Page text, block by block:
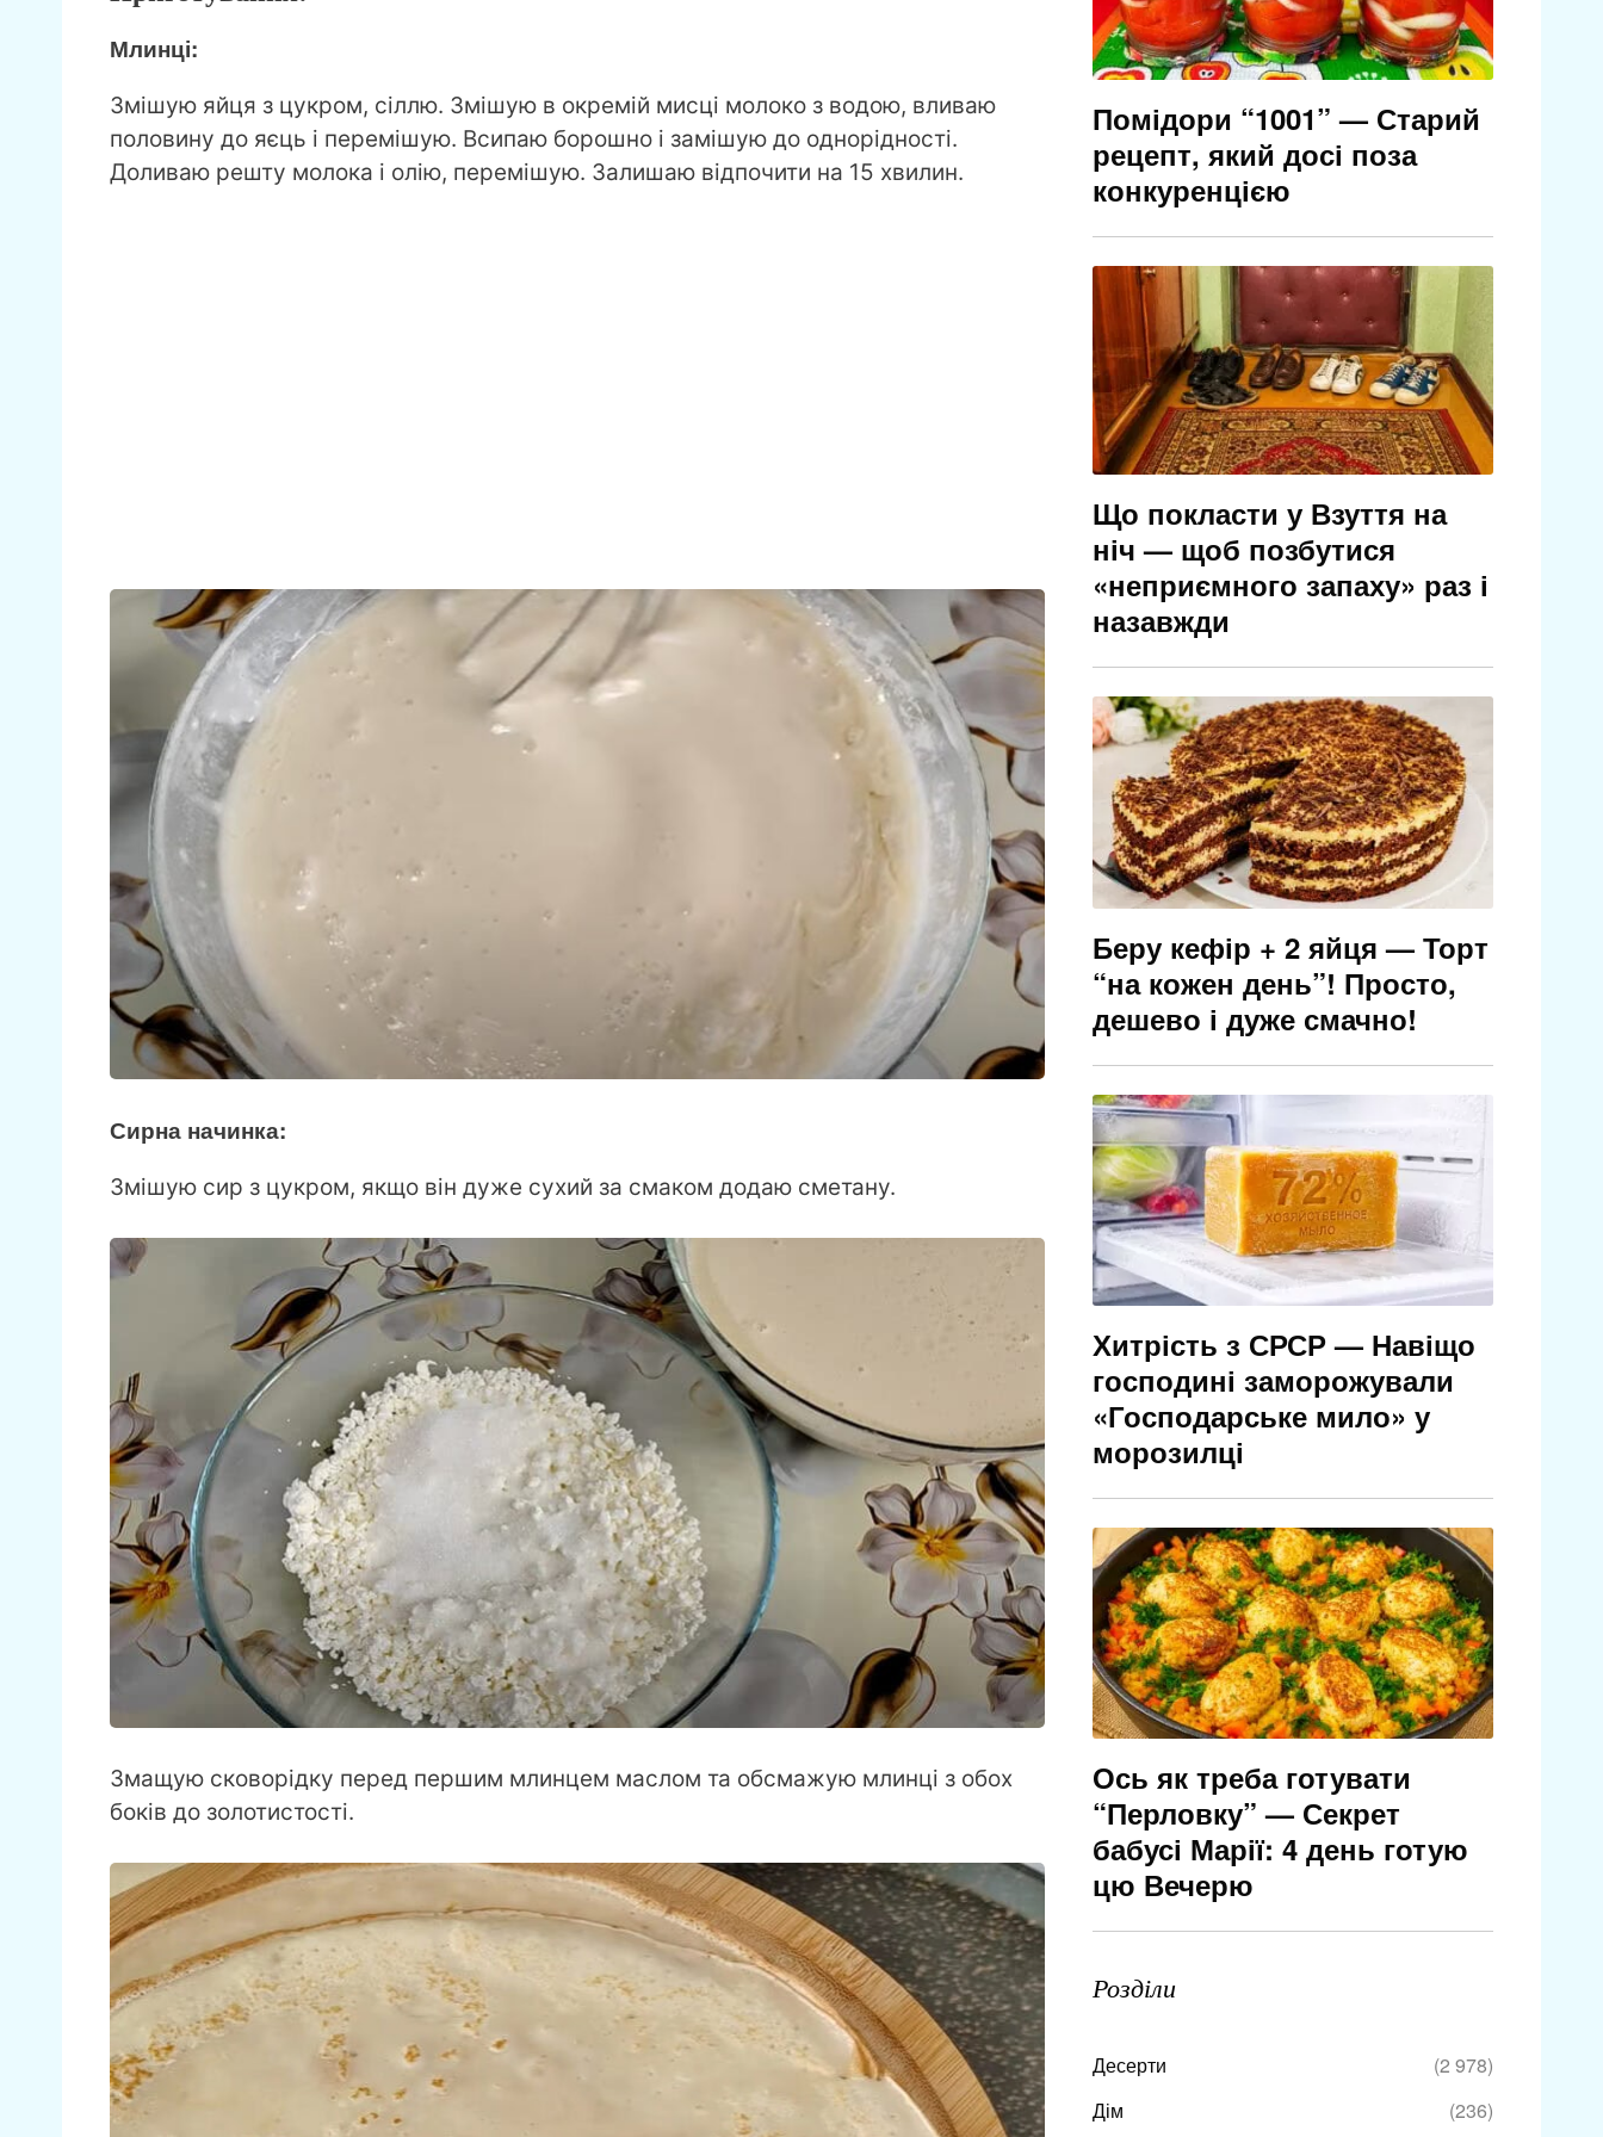
Млинці:
Змішую яйця з цукром, сіллю. Змішую в окремій мисці молоко з водою, вливаю
половину до яєць і перемішую. Всипаю борошно і замішую до однорідності.
Доливаю решту молока і олію, перемішую. Залишаю відпочити на 15 хвилин.
Сирна начинка:
Змішую сир з цукром, якщо він дуже сухий за смаком додаю сметану.
Змащую сковорідку перед першим млинцем маслом та обсмажую млинці з обох
боків до золотистості.
Помідори “1001” — Старий
рецепт, який досі поза
конкуренцією
Що покласти у Взуття на
ніч — щоб позбутися
«неприємного запаху» раз і
назавжди
Беру кефір + 2 яйця — Торт
“на кожен день”! Просто,
дешево і дуже смачно!
Хитрість з СРСР — Навіщо
господині заморожували
«Господарське мило» у
морозилці
Ось як треба готувати
“Перловку” — Секрет
бабусі Марії: 4 день готую
цю Вечерю
Розділи
Десерти
(2 978)
Дім
(236)